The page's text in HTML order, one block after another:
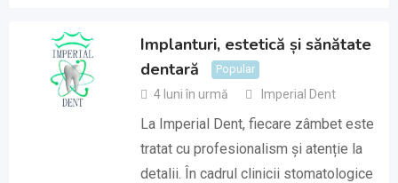
Implanturi, estetică și sănătate
dentară
Popular
4 luni în urmă Imperial Dent
La Imperial Dent, fiecare zâmbet este
tratat cu profesionalism și atenție la
detalii. În cadrul clinicii stomatologice